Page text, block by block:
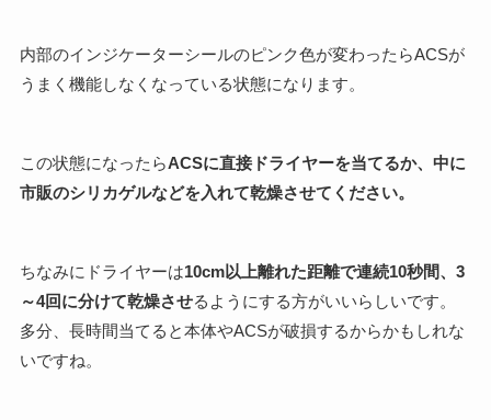
内部のインジケーターシールのピンク色が変わったらACSが
うまく機能しなくなっている状態になります。
この状態になったらACSに直接ドライヤーを当てるか、中に
市販のシリカゲルなどを入れて乾燥させてください。
ちなみにドライヤーは10cm以上離れた距離で連続10秒間、3
～4回に分けて乾燥させるようにする方がいいらしいです。
多分、長時間当てると本体やACSが破損するからかもしれな
いですね。